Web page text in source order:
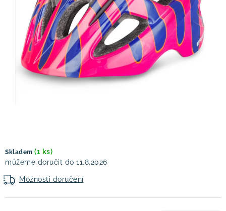
! Akce ! Obchodní podmínky
Doprava a platba
Moje objednávka
Čeština
Servis
Testovací centrum
Půjčovna nosičů kol Kontakt
Skladem (1 ks)
11.8.2026
Možnosti doručení